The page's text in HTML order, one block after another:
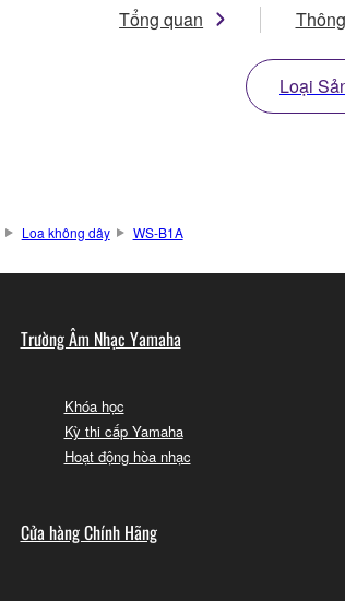
Tổng quan
Loại
Loa không dây WS-B1A
Trường Âm Nhạc Yamaha
Khóa học
Kỳ thi cấp Yamaha
Hoạt động hòa nhạc
Cửa hàng Chính Hãng